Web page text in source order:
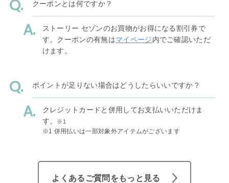
クーポンとは何ですか？
ストーリー セゾンのお買物がお得になる割引券で
す。クーポンの有無はマイページ内でご確認いただ
けます。
ポイントが足りない場合はどうしたらいいですか？
クレジットカードと併用してお支払いいただけま
す。
※1
※1 併用払いは一部対象外アイテムがございます
よくあるご質問をもっと見る